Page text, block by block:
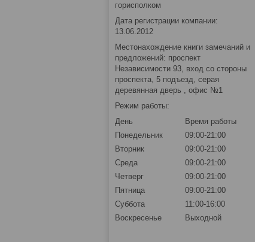
горисполком
Дата регистрации компании:
13.06.2012
Местонахождение книги замечаний и
предложений: проспект
Независимости 93, вход со стороны
проспекта, 5 подъезд, серая
деревянная дверь , офис №1
Режим работы:
День
Время работы
Понедельник
09:00-21:00
Вторник
09:00-21:00
Среда
09:00-21:00
Четверг
09:00-21:00
Пятница
09:00-21:00
Суббота
11:00-16:00
Воскресенье
Выходной